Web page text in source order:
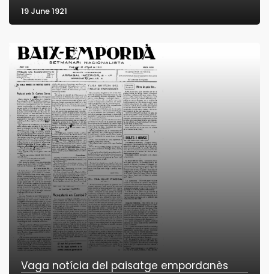
19 June 1921
Vaga notícia del paisatge empordanès